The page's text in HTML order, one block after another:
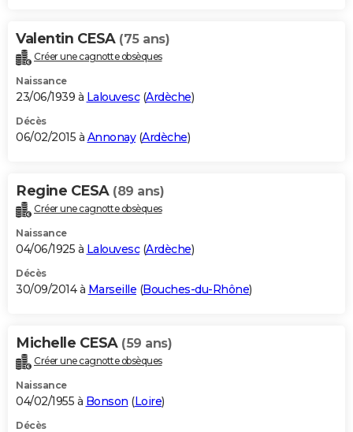
Valentin CESA (75 ans)
Créer une cagnotte obsèques
Naissance
23/06/1939 à Lalouvesc(Ardèche)
Décès
06/02/2015 à Annonay(Ardèche)
Regine CESA (89 ans)
Créer une cagnotte obsèques
Naissance
04/06/1925 à Lalouvesc(Ardèche)
Décès
30/09/2014 à Marseille (Bouches-du-Rhône)
Michelle CESA (59 ans)
Créer une cagnotte obsèques
Naissance
04/02/1955 à Bonson (Loire)
Décès